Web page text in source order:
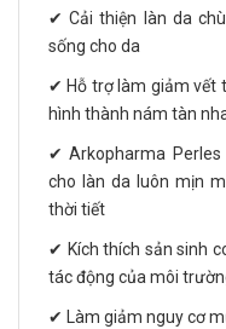
✔ Cải thiện làn da
sống cho da
✔ Hỗ trợ làm giảm vết
hình thành nám tàn
✔ Arkopharma
cho làn da luôn mịn
thời tiết
✔ Kích thích sản sinh
tác động của môi
✔ Làm giảm nguy cơ